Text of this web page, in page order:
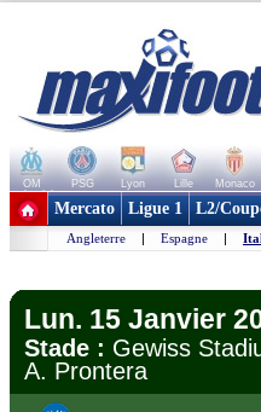
OM PSG Lyon Lille Monaco
+ de clubs
Mercato Ligue 1 L2/
Angleterre | Espagne |
Lun. 15 Janvier
Stade : Gewiss
A. Prontera